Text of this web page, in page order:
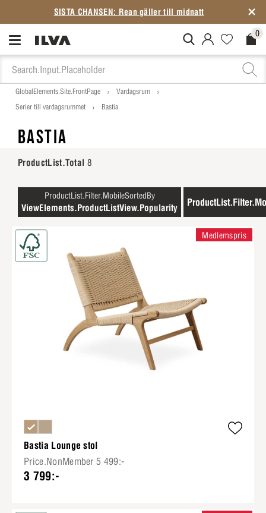
SISTA CHANSEN: Rean gäller till midnatt
MitIlva.Login 0
GlobalElements.Site.FrontPage
Vardagsrum
Serier till vardagsrummet
Bastia
BASTIA
ProductList.Total 8
ProductList.Filter.MobileSortedBy
ViewElements.ProductListView.Popularity
Bastia Lounge stol
Price.NonMember 5 499:-
3 799:-
Medlemspris